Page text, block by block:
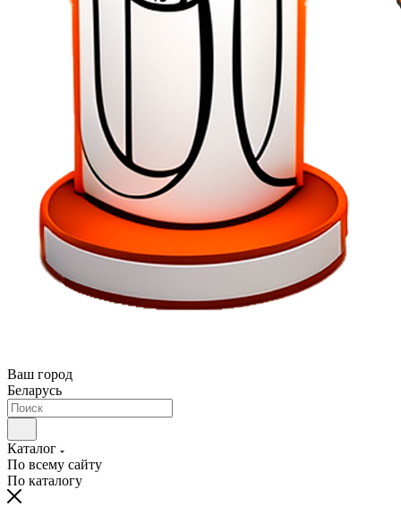
Ваш город
Беларусь
Каталог
По всему сайту
По каталогу